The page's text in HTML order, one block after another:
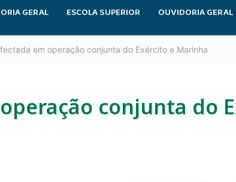
GERAL ESCOLA SUPERIOR OUVIDORIA GERAL
em operação conjunta do Exército e Marinha
conjunta do